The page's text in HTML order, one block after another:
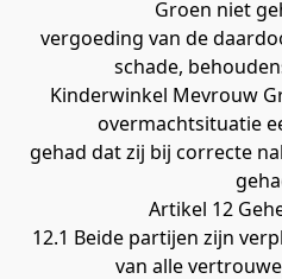
Groen niet
vergoeding van de
schade,
Kinderwinkel Mevrouw
overmachtsituatie
gehad dat zij bij correcte
Artikel 12
12.1 Beide partijen zijn
van alle